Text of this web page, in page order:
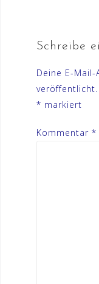
Schreibe
Deine E-
veröffentlicht.
* markiert
Kommentar *